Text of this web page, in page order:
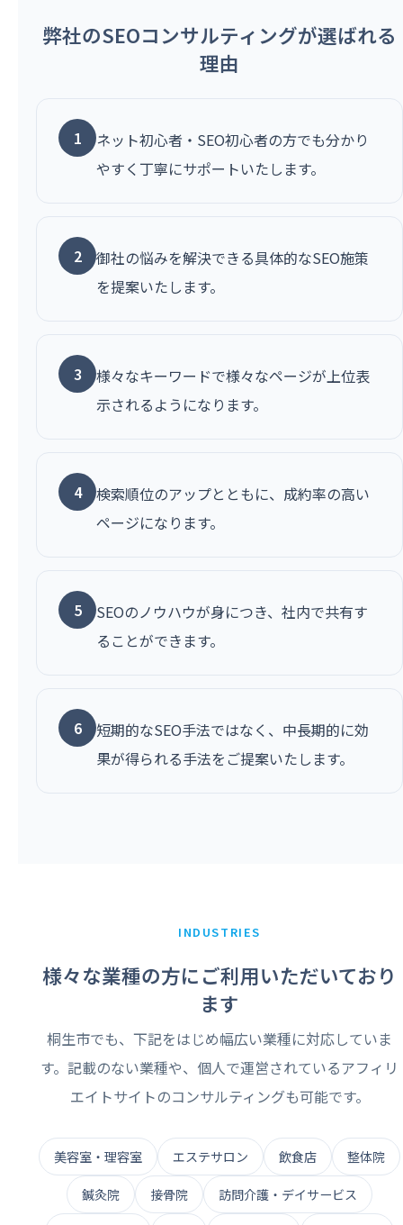
弊社のSEOコンサルティングが選ばれる
理由
1
ネット初心者・SEO初心者の方でも分かり
やすく丁寧にサポートいたします。
2
御社の悩みを解決できる具体的なSEO施策
を提案いたします。
3
様々なキーワードで様々なページが上位表
示されるようになります。
4
検索順位のアップとともに、成約率の高い
ページになります。
5
SEOのノウハウが身につき、社内で共有す
ることができます。
6
短期的なSEO手法ではなく、中長期的に効
果が得られる手法をご提案いたします。
INDUSTRIES
様々な業種の方にご利用いただいており
ます
桐生市でも、下記をはじめ幅広い業種に対応していま
す。記載のない業種や、個人で運営されているアフィリ
エイトサイトのコンサルティングも可能です。
美容室・理容室 エステサロン 飲食店 整体院
鍼灸院 接骨院 訪問介護・デイサービス